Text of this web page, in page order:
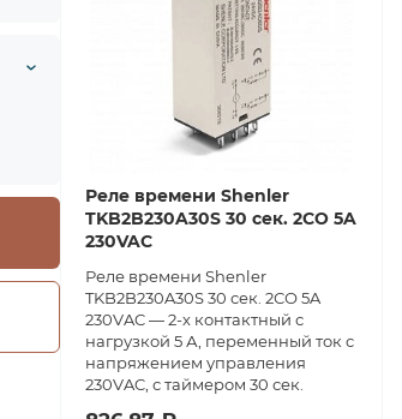
Реле времени Shenler
TKB2B230A30S 30 сек. 2СО 5A
230VAC
Реле времени Shenler
TKB2B230A30S 30 сек. 2СО 5A
230VAC — 2-х контактный с
нагрузкой 5 А, переменный ток с
напряжением управления
230VAC, с таймером 30 сек.